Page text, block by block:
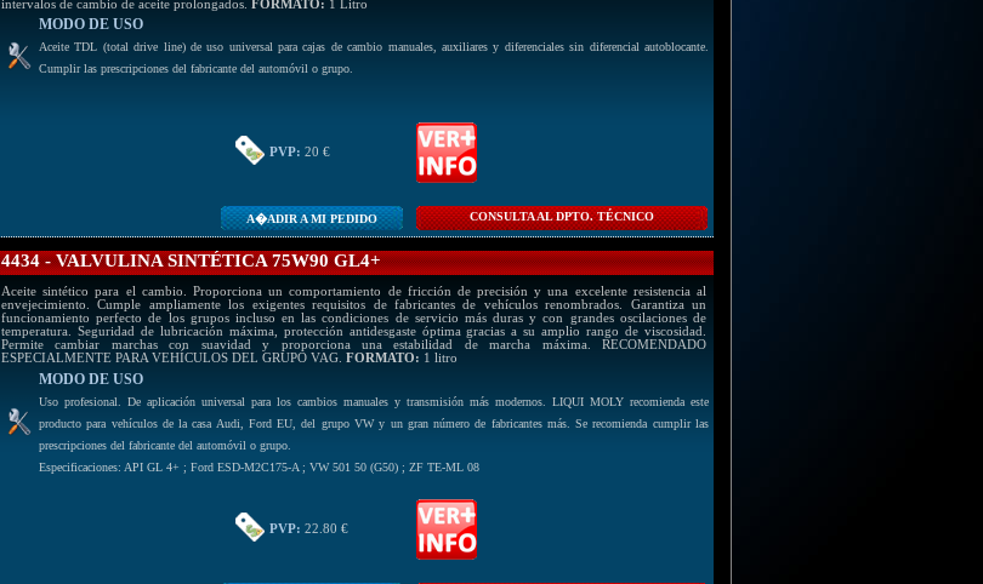
intervalos de cambio de aceite prolongados. FORMATO: 1 Litro
MODO DE USO
Aceite TDL (total drive line) de uso universal para cajas de cambio manuales, auxiliares y diferenciales sin diferencial autoblocante.
Cumplir las prescripciones del fabricante del automóvil o grupo.
PVP: 20 €
CONSULTA AL DPTO. TÉCNICO
A�ADIR A MI PEDIDO
4434 - VALVULINA SINTÉTICA 75W90 GL4+
Aceite sintético para el cambio. Proporciona un comportamiento de fricción de precisión y una excelente resistencia al
envejecimiento. Cumple ampliamente los exigentes requisitos de fabricantes de vehículos renombrados. Garantiza un
funcionamiento perfecto de los grupos incluso en las condiciones de servicio más duras y con grandes oscilaciones de
temperatura. Seguridad de lubricación máxima, protección antidesgaste óptima gracias a su amplio rango de viscosidad.
Permite cambiar marchas con suavidad y proporciona una estabilidad de marcha máxima. RECOMENDADO
ESPECIALMENTE PARA VEHÍCULOS DEL GRUPO VAG. FORMATO: 1 litro
MODO DE USO
Uso profesional. De aplicación universal para los cambios manuales y transmisión más modernos. LIQUI MOLY recomienda este
producto para vehículos de la casa Audi, Ford EU, del grupo VW y un gran número de fabricantes más. Se recomienda cumplir las
prescripciones del fabricante del automóvil o grupo.
Especificaciones: API GL 4+ ; Ford ESD-M2C175-A ; VW 501 50 (G50) ; ZF TE-ML 08
PVP: 22.80 €